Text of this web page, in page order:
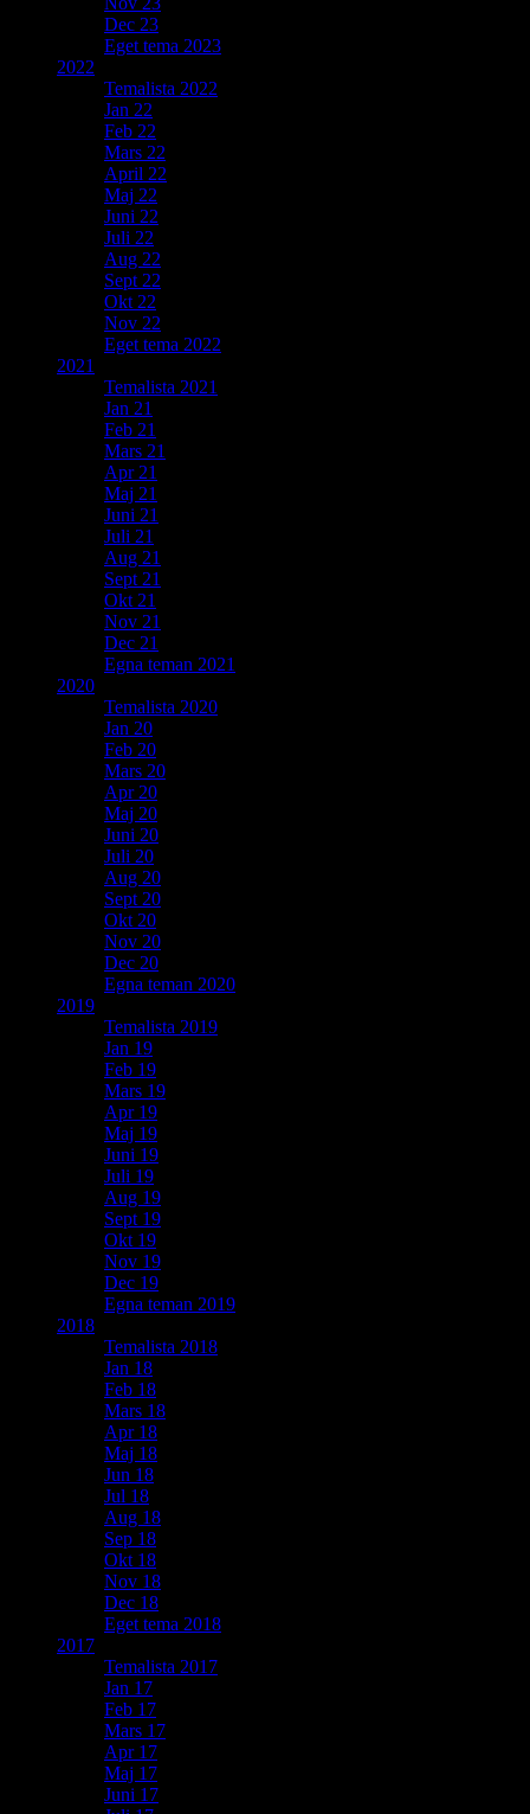
Dec 23
Eget tema 2023
2022
Temalista 2022
Jan 22
Feb 22
Mars 22
April 22
Maj 22
Juni 22
Juli 22
Aug 22
Sept 22
Okt 22
Nov 22
Eget tema 2022
2021
Temalista 2021
Jan 21
Feb 21
Mars 21
Apr 21
Maj 21
Juni 21
Juli 21
Aug 21
Sept 21
Okt 21
Nov 21
Dec 21
Egna teman 2021
2020
Temalista 2020
Jan 20
Feb 20
Mars 20
Apr 20
Maj 20
Juni 20
Juli 20
Aug 20
Sept 20
Okt 20
Nov 20
Dec 20
Egna teman 2020
2019
Temalista 2019
Jan 19
Feb 19
Mars 19
Apr 19
Maj 19
Juni 19
Juli 19
Aug 19
Sept 19
Okt 19
Nov 19
Dec 19
Egna teman 2019
2018
Temalista 2018
Jan 18
Feb 18
Mars 18
Apr 18
Maj 18
Jun 18
Jul 18
Aug 18
Sep 18
Okt 18
Nov 18
Dec 18
Eget tema 2018
2017
Temalista 2017
Jan 17
Feb 17
Mars 17
Apr 17
Maj 17
Juni 17